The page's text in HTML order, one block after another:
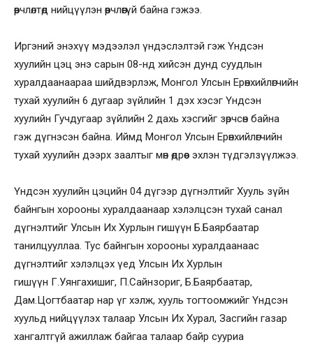
өөрчлөлтөд нийцүүлэн өөрчлөөгүй байна гэжээ.
Иргэний энэхүү мэдээлэл үндэслэлтэй гэж Үндсэн
хуулийн цэц энэ сарын 08-нд хийсэн дунд суудлын
хуралдаанаараа шийдвэрлэж, Монгол Улсын Ерөнхийлөгчийн
тухай хуулийн 6 дугаар зүйлийн 1 дэх хэсэг Үндсэн
хуулийн Гучдугаар зүйлийн 2 дахь хэсгийг зөрчсөн байна
гэж дүгнэсэн байна. Иймд Монгол Улсын Ерөнхийлөгчийн
тухай хуулийн дээрх заалтыг мөн өдрөөс эхлэн түдгэлзүүлжээ.
Үндсэн хуулийн цэцийн 04 дүгээр дүгнэлтийг Хууль зүйн
байнгын хорооны хуралдаанаар хэлэлцсэн тухай санал
дүгнэлтийг Улсын Их Хурлын гишүүн Б.Баярбаатар
танилцууллаа. Тус байнгын хорооны хуралдаанаас
дүгнэлтийг хэлэлцэх үед Улсын Их Хурлын
гишүүн Г.Уянгахишиг, П.Сайнзориг, Б.Баярбаатар,
Дам.Цогтбаатар нар үг хэлж, хууль тогтоомжийг Үндсэн
хуульд нийцүүлэх талаар Улсын Их Хурал, Засгийн газар
хангалтгүй ажиллаж байгаа талаар байр сууриа